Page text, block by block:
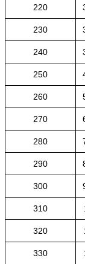
220
230
240
250
260
270
280
290
300
310
320
330